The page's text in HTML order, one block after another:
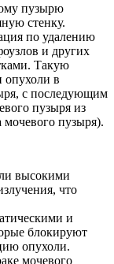
пузырю
стенку.
по удалению
и других
Такую
опухоли в
с последующим
пузыря из
пузыря).
высокими
что
и
блокируют
опухоли.
мочевого